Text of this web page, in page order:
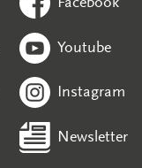
Youtube
Instagram
Newsletter